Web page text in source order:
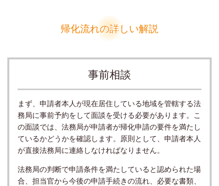
帰化流れの詳しい解説
事前相談
まず、申請者本人が現在居住している地域を管轄する法
務局に事前予約をして面談を受ける必要があります。こ
の面談では、法務局が申請者が帰化申請の要件を満たし
ているかどうかを確認します。
原則として、申請者本人
が直接法務局に連絡しなければなりません。
法務局の判断で申請条件を満たしていると認められた場
合、担当官から今後の申請手続きの流れ、必要な書類、